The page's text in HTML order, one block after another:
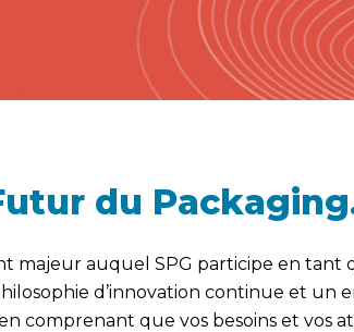
du
majeur auquel SPG participe en tant
d’innovation continue et un
comprenant que vos besoins et vos